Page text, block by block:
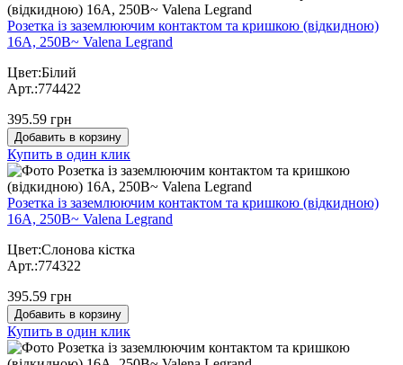
Розетка із заземлюючим контактом та кришкою (відкидною)
16А, 250В~ Valena Legrand
Цвет:Білий
Арт.:774422
395.59 грн
Добавить в корзину
Купить в один клик
Розетка із заземлюючим контактом та кришкою (відкидною)
16А, 250В~ Valena Legrand
Цвет:Слонова кістка
Арт.:774322
395.59 грн
Добавить в корзину
Купить в один клик